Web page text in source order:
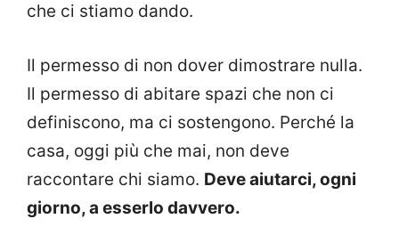
che ci stiamo dando.
Il permesso di non dover dimostrare nulla.
Il permesso di abitare spazi che non ci
definiscono, ma ci sostengono. Perché la
casa, oggi più che mai, non deve
raccontare chi siamo. Deve aiutarci, ogni
giorno, a esserlo davvero.